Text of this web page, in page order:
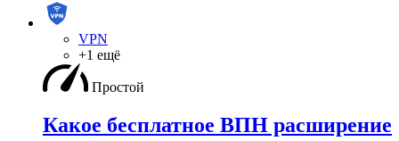
VPN
+1 ещё
Простой
Какое бесплатное ВПН расширение